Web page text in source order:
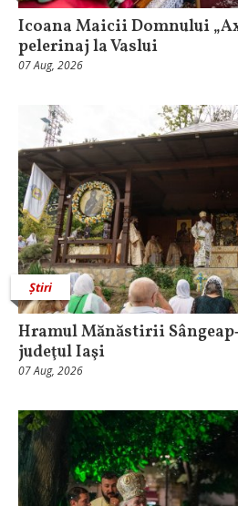
Icoana Maicii Domnului
pelerinaj la Vaslui
07 Aug, 2026
Știri
Hramul Mănăstirii
judeţul Iaşi
07 Aug, 2026